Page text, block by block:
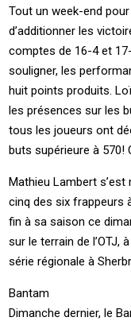
Tout un week-end
d’additionner les
comptes de 16-4 et
souligner, les
huit points produits.
les présences sur les
tous les joueurs ont
buts supérieure à 570!
Mathieu Lambert
cinq des six frappeurs
fin à sa saison ce
sur le terrain de l’OTJ,
série régionale à
Bantam
Dimanche dernier, le